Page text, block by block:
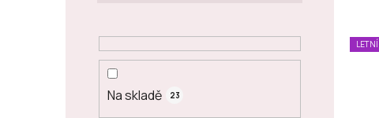
Na skladě 23
V
ý
LETNÍ